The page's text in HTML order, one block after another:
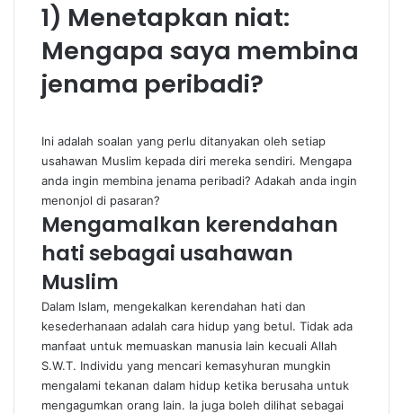
1) Menetapkan niat:
Mengapa saya membina
jenama peribadi?
Ini adalah soalan yang perlu ditanyakan oleh setiap
usahawan Muslim kepada diri mereka sendiri. Mengapa
anda ingin membina jenama peribadi? Adakah anda ingin
menonjol di pasaran?
Mengamalkan kerendahan
hati sebagai usahawan
Muslim
Dalam Islam, mengekalkan kerendahan hati dan
kesederhanaan adalah cara hidup yang betul. Tidak ada
manfaat untuk memuaskan manusia lain kecuali Allah
S.W.T. Individu yang mencari kemasyhuran mungkin
mengalami tekanan dalam hidup ketika berusaha untuk
mengagumkan orang lain. Ia juga boleh dilihat sebagai